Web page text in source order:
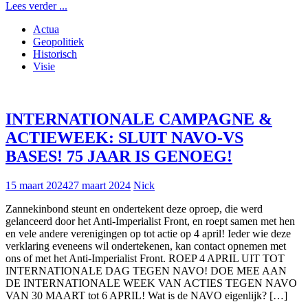
Lees verder ...
Actua
Geopolitiek
Historisch
Visie
INTERNATIONALE CAMPAGNE &
ACTIEWEEK: SLUIT NAVO-VS
BASES! 75 JAAR IS GENOEG!
15 maart 202427 maart 2024 Nick
Zannekinbond steunt en ondertekent deze oproep, die werd
gelanceerd door het Anti-Imperialist Front, en roept samen met hen
en vele andere verenigingen op tot actie op 4 april! Ieder wie deze
verklaring eveneens wil ondertekenen, kan contact opnemen met
ons of met het Anti-Imperialist Front. ROEP 4 APRIL UIT TOT
INTERNATIONALE DAG TEGEN NAVO! DOE MEE AAN
DE INTERNATIONALE WEEK VAN ACTIES TEGEN NAVO
VAN 30 MAART tot 6 APRIL! Wat is de NAVO eigenlijk? […]